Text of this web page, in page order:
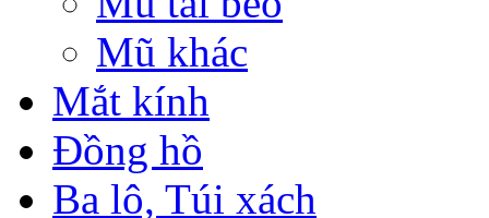
Mũ khác
Mắt kính
Đồng hồ
Ba lô, Túi xách